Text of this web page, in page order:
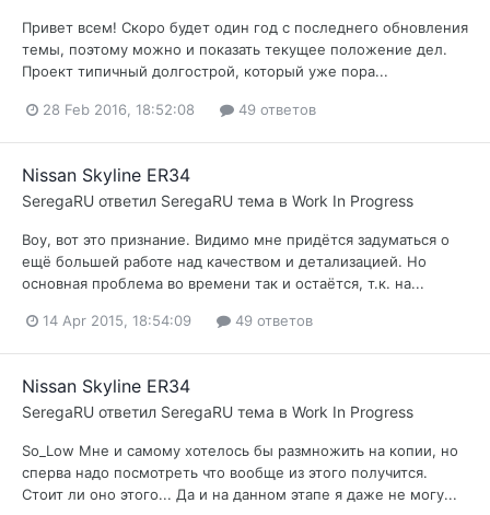
Привет всем! Скоро будет один год с последнего обновления
темы, поэтому можно и показать текущее положение дел.
Проект типичный долгострой, который уже пора...
28 Feb 2016, 18:52:08 49 ответов
Nissan Skyline ER34
SeregaRU ответил SeregaRU тема в Work In Progress
Воу, вот это признание. Видимо мне придётся задуматься о
ещё большей работе над качеством и детализацией. Но
основная проблема во времени так и остаётся, т.к. на...
14 Apr 2015, 18:54:09 49 ответов
Nissan Skyline ER34
SeregaRU ответил SeregaRU тема в Work In Progress
So_Low Мне и самому хотелось бы размножить на копии, но
сперва надо посмотреть что вообще из этого получится.
Стоит ли оно этого... Да и на данном этапе я даже не могу...